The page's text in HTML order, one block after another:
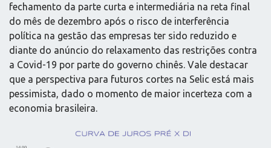
fechamento da parte curta e intermediária na reta final
do mês de dezembro após o risco de interferência
política na gestão das empresas ter sido reduzido e
diante do anúncio do relaxamento das restrições contra
a Covid-19 por parte do governo chinês. Vale destacar
que a perspectiva para futuros cortes na Selic está mais
pessimista, dado o momento de maior incerteza com a
economia brasileira.